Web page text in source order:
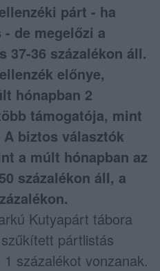
párt - ha
de megelőzi a
37-36 százalékon áll.
előnye,
hónapban 2
támogatója, mint
biztos választók
a múlt hónapban az
százalékon áll, a
Kutyapárt tábora
pártlistás
százalékot vonzanak.